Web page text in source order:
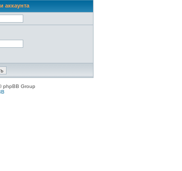
аккаунта
phpBB Group